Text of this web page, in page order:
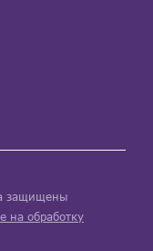
защищены
на обработку